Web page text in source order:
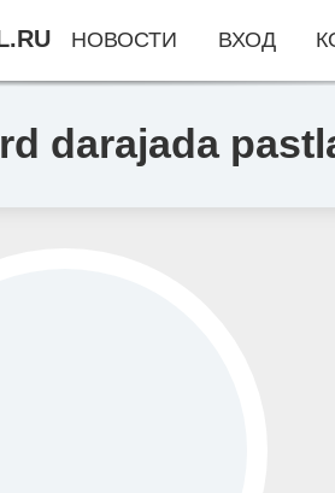
darajada
НОВОСТИ ВХОД